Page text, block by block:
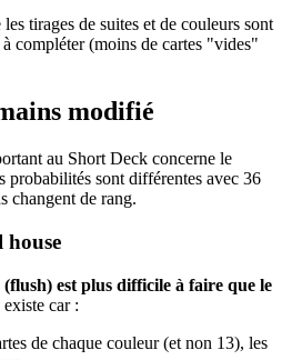
tirages de suites et de couleurs sont
compléter (moins de cartes "vides"
modifié
au Short Deck concerne le
probabilités sont différentes avec 36
changent de rang.
est plus difficile à faire que le
car :
de chaque couleur (et non 13), les